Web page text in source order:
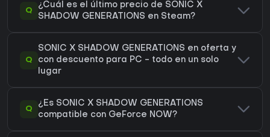
Q
¿Cuál es el último precio de SONIC X
SHADOW GENERATIONS en Steam?
Q
SONIC X SHADOW GENERATIONS en oferta y
con descuento para PC - todo en un solo
lugar
Q
¿Es SONIC X SHADOW GENERATIONS
compatible con GeForce NOW?